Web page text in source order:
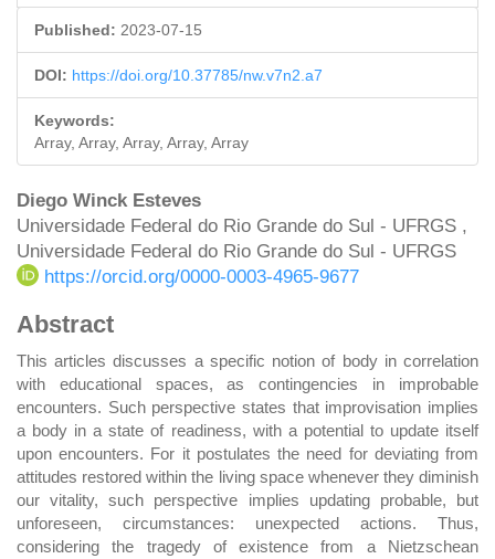
Published: 2023-07-15
DOI: https://doi.org/10.37785/nw.v7n2.a7
Keywords:
Array, Array, Array, Array, Array
Main
Article
Content
Diego Winck Esteves
Universidade Federal do Rio Grande do Sul - UFRGS ,
Universidade Federal do Rio Grande do Sul - UFRGS
https://orcid.org/0000-0003-4965-9677
Abstract
This articles discusses a specific notion of body in correlation
with educational spaces, as contingencies in improbable
encounters. Such perspective states that improvisation implies
a body in a state of readiness, with a potential to update itself
upon encounters. For it postulates the need for deviating from
attitudes restored within the living space whenever they diminish
our vitality, such perspective implies updating probable, but
unforeseen, circumstances: unexpected actions. Thus,
considering the tragedy of existence from a Nietzschean